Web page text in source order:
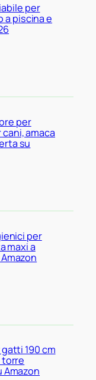
per
a piscina e
per
amaca
su
per
maxi a
190 cm
torre